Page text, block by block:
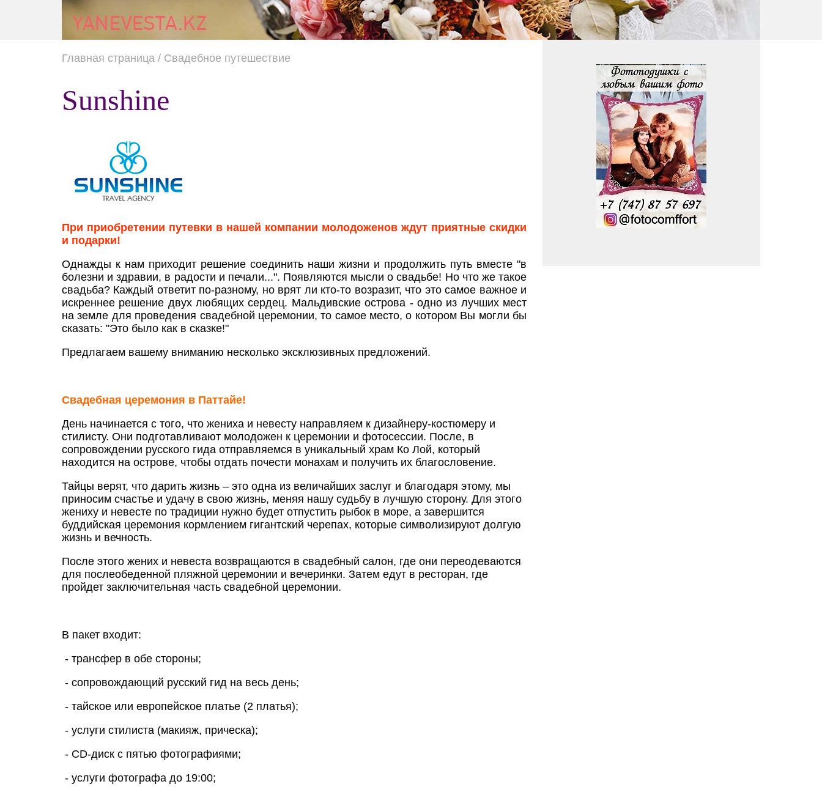
Главная страница / Свадебное путешествие
Sunshine
При приобретении путевки в нашей компании молодоженов ждут приятные скидки
и подарки!
Однажды к нам приходит решение соединить наши жизни и продолжить путь вместе "в
болезни и здравии, в радости и печали...". Появляются мысли о свадьбе! Но что же такое
свадьба? Каждый ответит по-разному, но врят ли кто-то возразит, что это самое важное и
искреннее решение двух любящих сердец. Мальдивские острова - одно из лучших мест
на земле для проведения свадебной церемонии, то самое место, о котором Вы могли бы
сказать: "Это было как в сказке!"
Предлагаем вашему вниманию несколько эксклюзивных предложений.
Свадебная церемония в Паттайе!
День начинается с того, что жениха и невесту направляем к дизайнеру-костюмеру и
стилисту. Они подготавливают молодожен к церемонии и фотосессии. После, в
сопровождении русского гида отправляемся в уникальный храм Ко Лой, который
находится на острове, чтобы отдать почести монахам и получить их благословение.
Тайцы верят, что дарить жизнь – это одна из величайших заслуг и благодаря этому, мы
приносим счастье и удачу в свою жизнь, меняя нашу судьбу в лучшую сторону. Для этого
жениху и невесте по традиции нужно будет отпустить рыбок в море, а завершится
буддийская церемония кормлением гигантский черепах, которые символизируют долгую
жизнь и вечность.
После этого жених и невеста возвращаются в свадебный салон, где они переодеваются
для послеобеденной пляжной церемонии и вечеринки. Затем едут в ресторан, где
пройдет заключительная часть свадебной церемонии.
В пакет входит:
- трансфер в обе стороны;
- сопровождающий русский гид на весь день;
- тайское или европейское платье (2 платья);
- услуги стилиста (макияж, прическа);
- CD-диск с пятью фотографиями;
- услуги фотографа до 19:00;